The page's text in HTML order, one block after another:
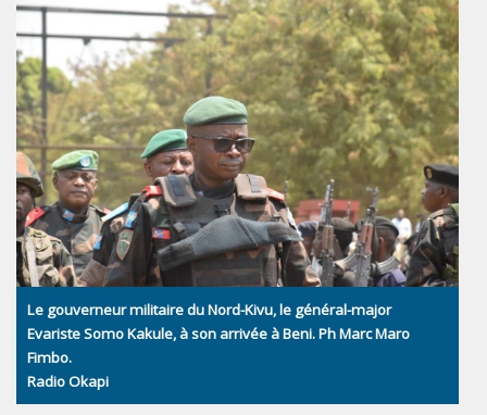
Le gouverneur militaire du Nord-Kivu, le général-major
Evariste Somo Kakule, à son arrivée à Beni. Ph Marc Maro
Fimbo.
Radio Okapi